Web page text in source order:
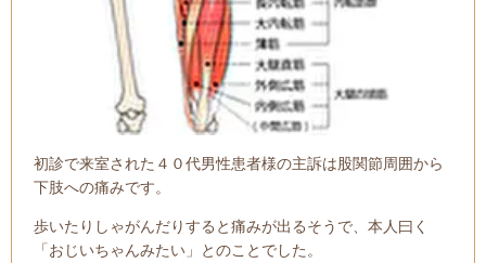
初診で来室された４０代男性患者様の主訴は股関節周囲から
下肢への痛みです。
歩いたりしゃがんだりすると痛みが出るそうで、本人曰く
「おじいちゃんみたい」とのことでした。